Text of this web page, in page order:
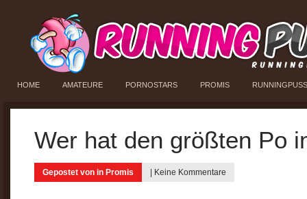
HOME AMATEURE PORNOSTARS PROMIS
Wer hat den größten Po
Gepostet von in Promis Keine Kommentare